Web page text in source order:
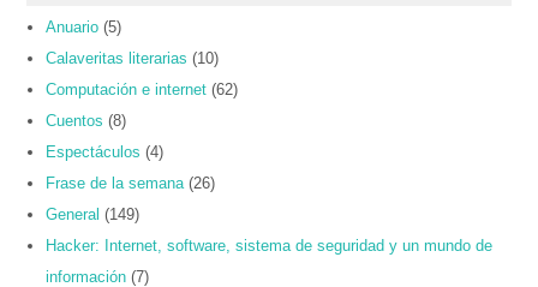
Anuario (5)
Calaveritas literarias (10)
Computación e internet (62)
Cuentos (8)
Espectáculos (4)
Frase de la semana (26)
General (149)
Hacker: Internet, software, sistema de seguridad y un mundo de
información (7)